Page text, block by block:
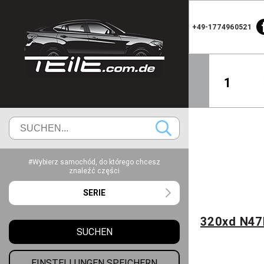
+49-1774960521
1
#Wybierz samochód, do którego chcesz
znaleźć części
SERIE
SUCHEN
320xd